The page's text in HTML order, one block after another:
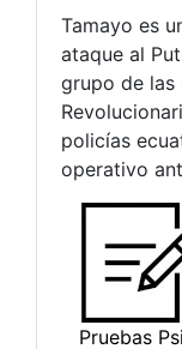
Tamayo es
ataque al
grupo de las
policías
operativo